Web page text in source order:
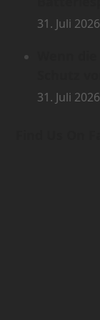
31. Juli 2026
31. Juli 2026